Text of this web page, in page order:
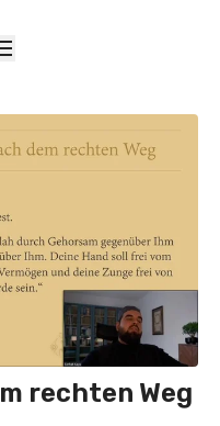
rechten Weg